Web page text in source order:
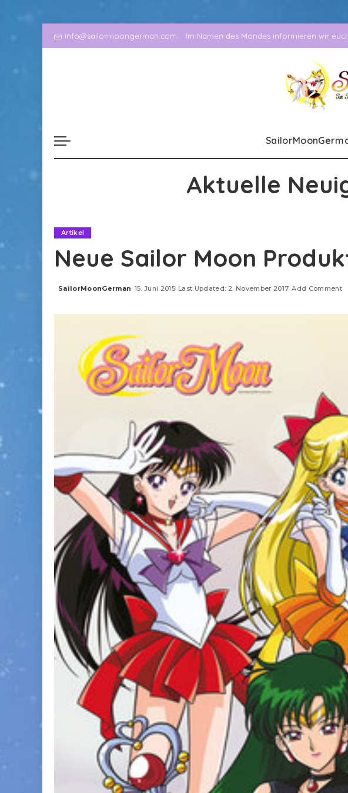
info@sailormoongerman.com Im Namen des Mondes informieren wir
Aktuelle
Artikel
Neue Sailor Moon
Posted
SailorMoonGerman 15. Juni 2015 Last Updated: 2. November 2017 Add Comment